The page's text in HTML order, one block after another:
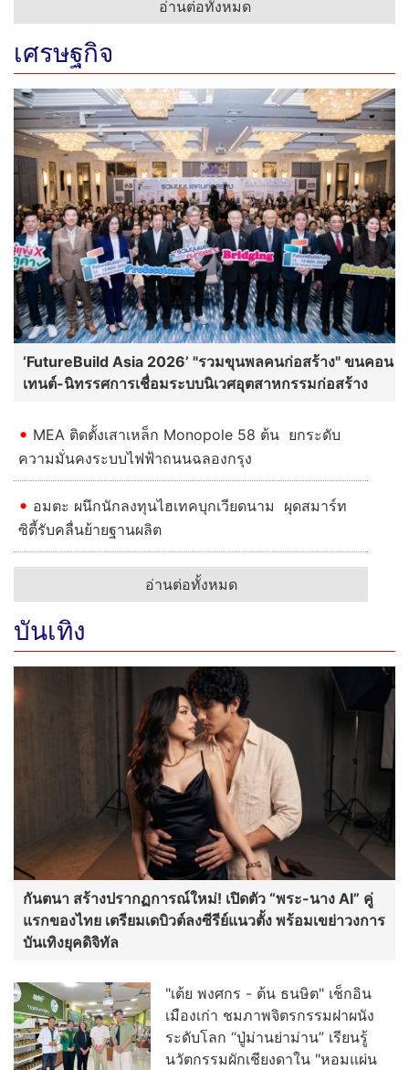
อ่านต่อทั้งหมด
เศรษฐกิจ
‘FutureBuild Asia 2026’ "รวมขุนพลคนก่อสร้าง" ขนคอน
เทนต์-นิทรรศการเชื่อมระบบนิเวศอุตสาหกรรมก่อสร้าง
MEA ติดตั้งเสาเหล็ก Monopole 58 ต้น ยกระดับ
ความมั่นคงระบบไฟฟ้าถนนฉลองกรุง
อมตะ ผนึกนักลงทุนไฮเทคบุกเวียดนาม ผุดสมาร์ท
ซิตี้รับคลื่นย้ายฐานผลิต
อ่านต่อทั้งหมด
บันเทิง
กันตนา สร้างปรากฏการณ์ใหม่! เปิดตัว “พระ-นาง AI” คู่
แรกของไทย เตรียมเดบิวต์ลงซีรีย์แนวตั้ง พร้อมเขย่าวงการ
บันเทิงยุคดิจิทัล
"เต้ย พงศกร - ต้น ธนษิต" เช็กอิน
เมืองเก่า ชมภาพจิตรกรรมฝาผนัง
ระดับโลก “ปู่ม่านย่าม่าน” เรียนรู้
นวัตกรรมผักเชียงดาใน "หอมแผ่น